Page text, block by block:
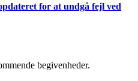
for at undgå fejl ved
begivenheder.